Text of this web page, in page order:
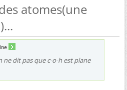
atomes(une
dit pas que c-o-h est plane